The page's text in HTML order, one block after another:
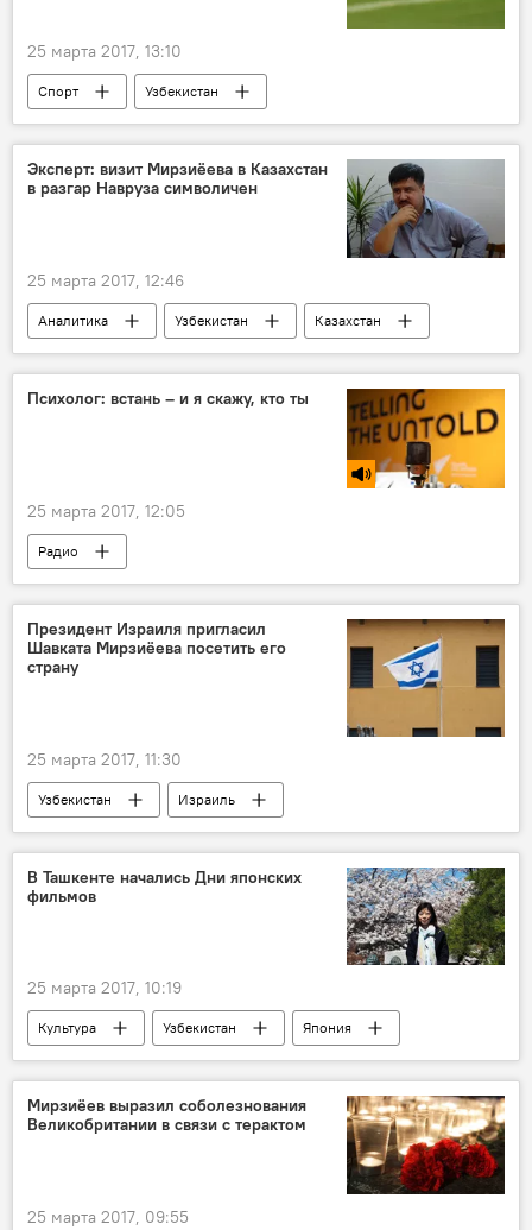
25 марта 2017, 13:10
Спорт
Узбекистан
Чемпионат мира по футболу 2018
Сборная Узбекистана в отборочных матчах чемпионата мира 2018 года
Эксперт: визит Мирзиёева в Казахстан
в разгар Навруза символичен
25 марта 2017, 12:46
Аналитика Узбекистан
Казахстан
Шавкат Мирзиёев
Нурсултан Назарбаев
Психолог: встань – и я скажу, кто ты
25 марта 2017, 12:05
Радио
Президент Израиля пригласил
Шавката Мирзиёева посетить его
страну
25 марта 2017, 11:30
Узбекистан
Израиль
Шавкат Мирзиёев
Реувен Ривлин
Политика
В Ташкенте начались Дни японских
фильмов
25 марта 2017, 10:19
Культура Узбекистан Япония
Мирзиёев выразил соболезнования
Великобритании в связи с терактом
25 марта 2017, 09:55